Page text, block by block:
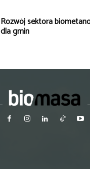
Rozwój sektora
dla gmin